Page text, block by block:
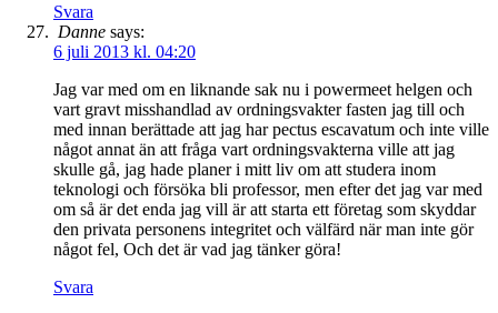
Svara
Danne says:
6 juli 2013 kl. 04:20
Jag var med om en liknande sak nu i powermeet helgen och
vart gravt misshandlad av ordningsvakter fasten jag till och
med innan berättade att jag har pectus escavatum och inte ville
något annat än att fråga vart ordningsvakterna ville att jag
skulle gå, jag hade planer i mitt liv om att studera inom
teknologi och försöka bli professor, men efter det jag var med
om så är det enda jag vill är att starta ett företag som skyddar
den privata personens integritet och välfärd när man inte gör
något fel, Och det är vad jag tänker göra!
Svara